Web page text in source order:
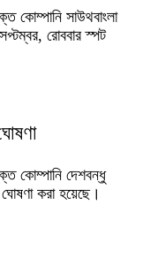
কোম্পানি সাউথবাংলা
রোববার স্পট
কোম্পানি দেশবন্ধু
ঘোষণা করা হয়েছে।